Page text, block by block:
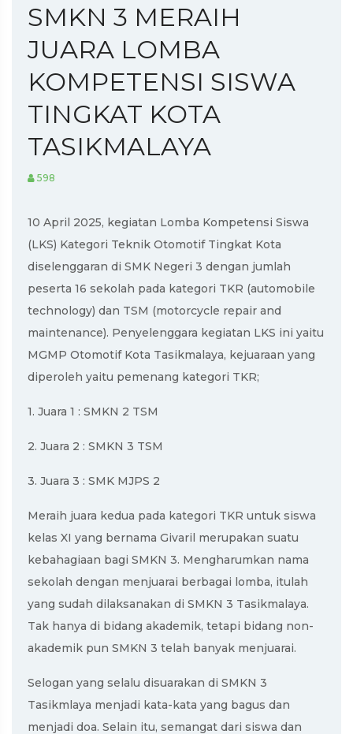
SMKN 3 MERAIH
JUARA LOMBA
KOMPETENSI SISWA
TINGKAT KOTA
TASIKMALAYA
598
10 April 2025, kegiatan Lomba Kompetensi Siswa
(LKS) Kategori Teknik Otomotif Tingkat Kota
diselenggaran di SMK Negeri 3 dengan jumlah
peserta 16 sekolah pada kategori TKR (automobile
technology) dan TSM (motorcycle repair and
maintenance). Penyelenggara kegiatan LKS ini yaitu
MGMP Otomotif Kota Tasikmalaya, kejuaraan yang
diperoleh yaitu pemenang kategori TKR;
1. Juara 1 : SMKN 2 TSM
2. Juara 2 : SMKN 3 TSM
3. Juara 3 : SMK MJPS 2
Meraih juara kedua pada kategori TKR untuk siswa
kelas XI yang bernama Givaril merupakan suatu
kebahagiaan bagi SMKN 3. Mengharumkan nama
sekolah dengan menjuarai berbagai lomba, itulah
yang sudah dilaksanakan di SMKN 3 Tasikmalaya.
Tak hanya di bidang akademik, tetapi bidang non-
akademik pun SMKN 3 telah banyak menjuarai.
Selogan yang selalu disuarakan di SMKN 3
Tasikmlaya menjadi kata-kata yang bagus dan
menjadi doa. Selain itu, semangat dari siswa dan